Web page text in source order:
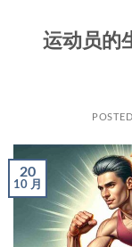
运动员的
20
10 月